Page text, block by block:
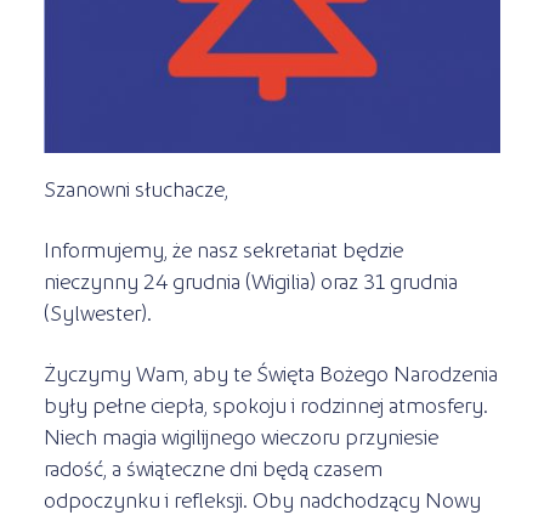
Kursy stacjonarne
s STREFA SŁUCHACZA
Szanowni słuchacze,
Informujemy, że nasz sekretariat będzie
nieczynny 24 grudnia (Wigilia) oraz 31 grudnia
(Sylwester).
Życzymy Wam, aby te Święta Bożego Narodzenia
były pełne ciepła, spokoju i rodzinnej atmosfery.
Niech magia wigilijnego wieczoru przyniesie
radość, a świąteczne dni będą czasem
odpoczynku i refleksji. Oby nadchodzący Nowy